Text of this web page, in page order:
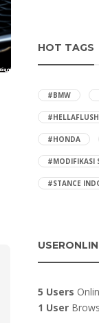
CAR MAKER ,
STANCE
WAGON
WAGON
WAHYU
TOYOTA
HOT TAGS
#BMW
#HELLAFLUSH
#HONDA
#MODIFIKASI
#STANCE
5 Users
1 User